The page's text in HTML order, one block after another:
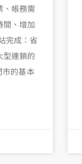
、帳務需
間、增加
完成：省
型連鎖的
的基本